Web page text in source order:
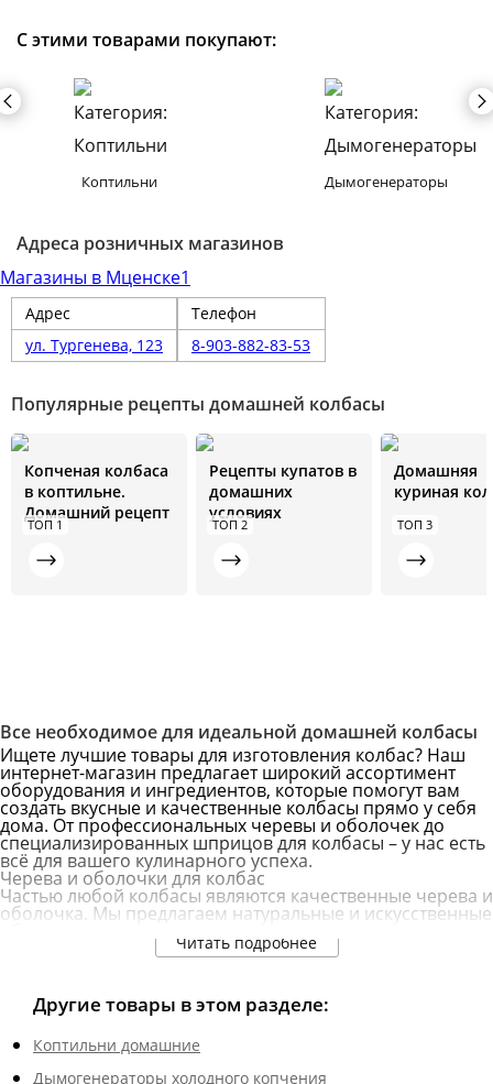
С этими товарами покупают:
Коптильни Дымогенераторы
Адреса розничных магазинов
Магазины в Мценске1
Адрес
Телефон
ул. Тургенева, 123
8-903-882-83-53
Популярные рецепты домашней колбасы
ТОП 1
Копченая колбаса
в коптильне.
Домашний рецепт
ТОП 2
Рецепты купатов в
домашних
условиях
ТОП 3
Домашняя
куриная
Все необходимое для идеальной домашней колбасы
Ищете лучшие товары для изготовления колбас? Наш
интернет-магазин предлагает широкий ассортимент
оборудования и ингредиентов, которые помогут вам
создать вкусные и качественные колбасы прямо у себя
дома. От профессиональных черевы и оболочек до
специализированных шприцов для колбасы – у нас есть
всё для вашего кулинарного успеха.
Черева и оболочки для колбас
Частью любой колбасы являются качественные черева и
оболочка. Мы предлагаем натуральные и искусственные
подходящие для любых рецептов: сосиски, копченые и
искусственные – удобство использования и
долговечность. Выбирайте из разнообразия
материалов и диаметров, чтобы создать идеальную
колбасу.
Шприцы для колбасы
Читать подробнее
Другие товары в этом разделе:
Коптильни домашние
Дымогенераторы холодного копчения